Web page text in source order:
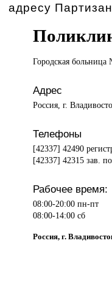
адресу
Городская больница
Адрес
Россия, г.
Телефоны
[42337] 42490
[42337] 42315 зав.
Рабочее время:
08:00-20:00 пн-пт
08:00-14:00 сб
Россия, г.